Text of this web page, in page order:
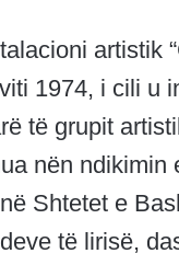
artistik
1974, i cili u
të grupit
nën ndikimin
Shtetet e
të lirisë,